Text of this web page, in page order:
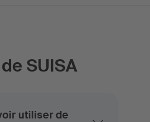
SUISA
utiliser de